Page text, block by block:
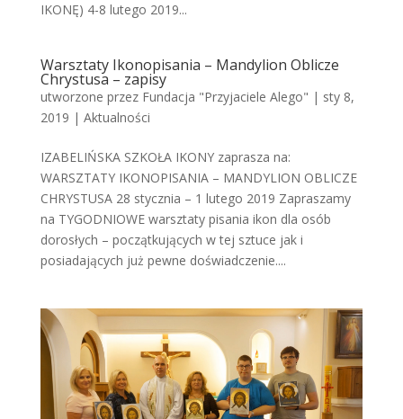
IKONĘ) 4-8 lutego 2019...
Warsztaty Ikonopisania – Mandylion Oblicze
Chrystusa – zapisy
utworzone przez Fundacja "Przyjaciele Alego" | sty 8,
2019 | Aktualności
IZABELIŃSKA SZKOŁA IKONY zaprasza na:
WARSZTATY IKONOPISANIA – MANDYLION OBLICZE
CHRYSTUSA 28 stycznia – 1 lutego 2019 Zapraszamy
na TYGODNIOWE warsztaty pisania ikon dla osób
dorosłych – początkujących w tej sztuce jak i
posiadających już pewne doświadczenie....